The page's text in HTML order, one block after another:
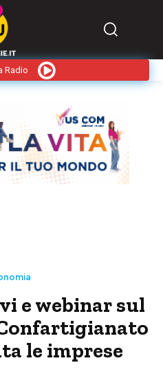
Radio
e webinar sul
le imprese